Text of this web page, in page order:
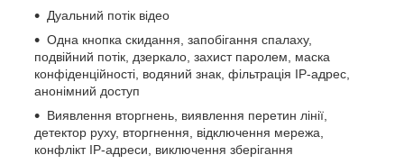
Дуальний потік відео
Одна кнопка скидання, запобігання спалаху,
подвійний потік, дзеркало, захист паролем, маска
конфіденційності, водяний знак, фільтрація IP-адрес,
анонімний доступ
Виявлення вторгнень, виявлення перетин лінії,
детектор руху, вторгнення, відключення мережа,
конфлікт IP-адреси, виключення зберігання